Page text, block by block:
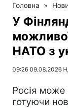
Головна »
У
НАТО з
09:26 09.08.2026
Росія може
готуючи